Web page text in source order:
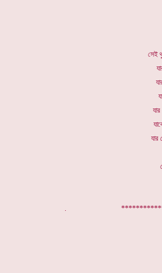
সেই
যার
. ************